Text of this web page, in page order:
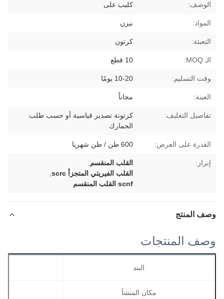
الوصف: كليب على
المواد: نيزن
التعبئة: كرتون
الـ MOQ: 10 قطع
وقت التسليم: 10-20 يومًا
العينة: مجاناً
تفاصيل التغليف:
كرتونة تصدير قياسية أو حسب طلب
الجمارك
القدرة على العرض: 600 طن / طن شهريا
إبراز: القلب المنقسم
القلب الفيريتي المتجزأ scrc
scnf القلب المنقسم
وصف المنتج
وصف المنتجات
البند
مكان المنشأ